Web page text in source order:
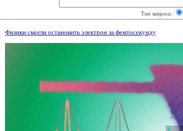
Тип запроса:
Физики смогли остановить электрон за фемтосекунду